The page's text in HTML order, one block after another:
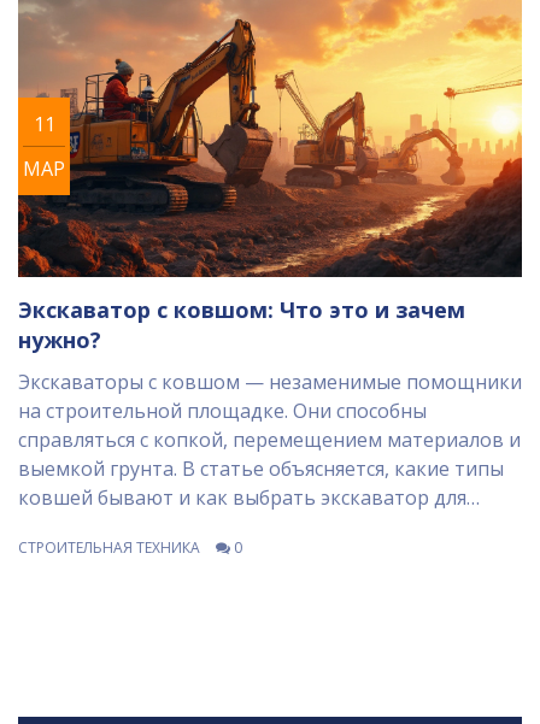
11
МАР
Экскаватор с ковшом: Что это и зачем
нужно?
Экскаваторы с ковшом — незаменимые помощники
на строительной площадке. Они способны
справляться с копкой, перемещением материалов и
выемкой грунта. В статье объясняется, какие типы
ковшей бывают и как выбрать экскаватор для
по оптимальному использованию этих машин для
СТРОИТЕЛЬНАЯ ТЕХНИКА 0